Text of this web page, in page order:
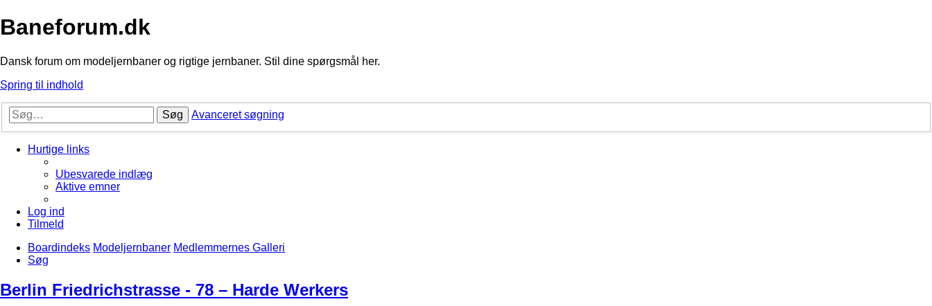
Baneforum.dk
Dansk forum om modeljernbaner og rigtige jernbaner. Stil dine spørgsmål her.
Spring til indhold
Søg Avanceret søgning
Hurtige links
Ubesvarede indlæg
Aktive emner
Log ind
Tilmeld
Boardindeks Modeljernbaner Medlemmernes Galleri
Søg
Berlin Friedrichstrasse - 78 – Harde Werkers